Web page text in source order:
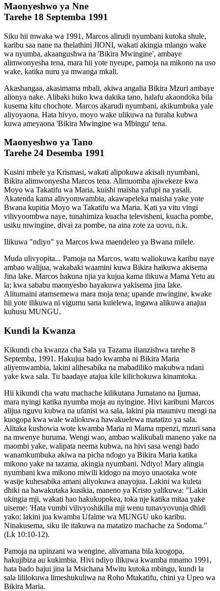
Maonyeshwo ya Nne
Tarehe 18 Septemba 1991
Siku hii mwaka wa 1991, Marcos alirudi nyumbani kutoka shule,
karibu saa nane na thelathini JIONI, wakati akingia mlango wake
wa nyumba, akaangushwa na 'Bikira Mwingine', ambaye
alimwonyesha tena, mara hii yote nyeupe, pamoja na mikono na uso
wake, katika nuru ya mwanga mkali.
Akashangaa, akasimama mbali, akiwa angalia Bikira Mzuri ambaye
alionya nake. Alibaki huko kwa dakika tano, halafu akaondoka bila
kusema kitu chochote. Marcos akarudi nyumbani, akikumbuka yale
aliyoyaona. Hata hivyo, moyo wake ulikuwa na furaha kubwa
kuwa ameyaona 'Bikira Mwingine wa Mbingu' tena.
Maonyeshwo ya Tano
Tarehe 24 Desemba 1991
Kusini mbele ya Krismasi, wakati alipokuwa akisali nyumbani,
Bikira alimwonyesha Marcos tena. Alimuomba ajiwekeze kwa
Moyo wa Takatifu wa Maria, kuishi maisha yafupi na yasali.
Akatenda kama alivyomwambia, akawapeleka maisha yake yote
Bwana kupitia Moyo wa Takatifu wa Maria. Kati ya vitu vingi
vilivyoombwa naye, tunahimiza kuacha televisheni, kuacha pombe,
usiku mwingine, divai za pombe, na aina zote za uovu, n.k.
Ilikuwa "ndiyo" ya Marcos kwa maendeleo ya Bwana milele.
Muda ulivyopita... Pamoja na Marcos, watu waliokuwa karibu naye
ambao walijua, wakabaki waamini kuwa Bikira haikuwa akisema
Jina lake. Marcos hakuna njia ya kujua kama ilikuwa Mama Yetu au
la; kwa sababu maonyesho hayakuwa yakisema jina lake.
Alitumaini atamsemewa mara moja tena; upande mwingine, kwake
hii yote ilikuwa ni vigumu sana kuielewa, ingawa alikuwa anajua
kuhusu MUNGU.
Kundi la Kwanza
Kikundi cha kwanza cha Sala ya Tazama ilianzishwa tarehe 8
Septemba, 1991. Hakujua bado kwamba ni Bikira Maria
aliyemwambia, lakini alihesabika na mabadiliko makubwa ndani
yake kwa sala. Tu baadaye atajua kile kilichokuwa kinamtoka.
Hii kikundi cha watu machache kilikutana Jumatano na Ijumaa,
mara nyingi katika nyumba moja au nyingine. Hivi karibuni Marcos
alijua nguvu kubwa na ufanisi wa sala, lakini pia maumivu mengi na
kuogopa kwa wale waliokuwa hawakuelewa matatizo ya sala.
Alitaka kushowia wote kwamba Maria ni Mama mpenzi, mzuri sana
na mwenye huruma. Wengi wao, ambao walikubali maneno yake na
maombi yake, walipata neema kubwa, na hivi sasa wengi bado
wanamkumbuka akiwa na picha ndogo ya Bikira Maria katika
mikono yake na tazama, akingia nyumbani. Ndiyo! Mary alingia
nyumbani kwa mikono miwili kidogo na moyo unaotaka wote
wasije kuhesabika amani aliyokuwa anayojua. Lakini wa kuleta
dhiki na hawakutaka kusikia, maneno ya Kristo yalikuwa: "Lakin
ukingia mji, wakati hao hakukupokea, toka nje katika mitaa yake
uiseme: 'Hata vumbi vilivyoshikilia mji wenu tunavyovunja dhidi
yako; lakini jua kwamba Ufalme wa MUNGU uko karibu.
Ninakusema, siku ile itakuwa na matatizo machache za Sodoma."
(Lk 10:10-12).
Pamoja na upinzani wa wengine, alivamana bila kuogopa,
hakujibiza au kukimbia. Hivi ndiyo ilikuwa kwamba mnamo 1991,
hata bado hajui jina la Msichana Mwitu kutoka mbingu, kundi la
sala lililokuwa limeshukuliwa na Roho Mtakatifu, chini ya Upeo wa
Bikira Maria.